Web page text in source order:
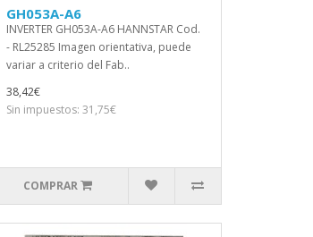
GH053A-A6
INVERTER GH053A-A6 HANNSTAR Cod.
- RL25285 Imagen orientativa, puede
variar a criterio del Fab..
38,42€
Sin impuestos: 31,75€
COMPRAR